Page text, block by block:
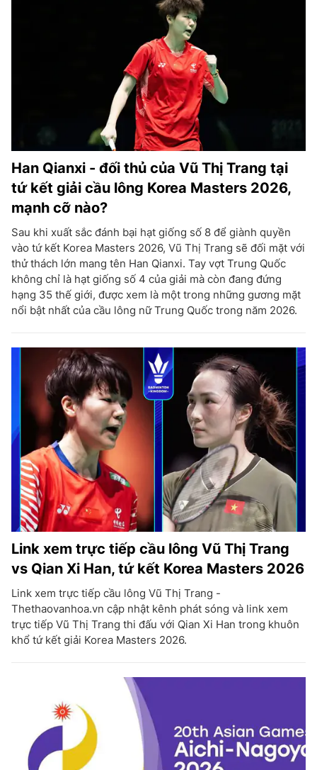
Han Qianxi - đối thủ của Vũ Thị Trang tại
tứ kết giải cầu lông Korea Masters 2026,
mạnh cỡ nào?
Sau khi xuất sắc đánh bại hạt giống số 8 để giành quyền
vào tứ kết Korea Masters 2026, Vũ Thị Trang sẽ đối mặt với
thử thách lớn mang tên Han Qianxi. Tay vợt Trung Quốc
không chỉ là hạt giống số 4 của giải mà còn đang đứng
hạng 35 thế giới, được xem là một trong những gương mặt
nổi bật nhất của cầu lông nữ Trung Quốc trong năm 2026.
Link xem trực tiếp cầu lông Vũ Thị Trang
vs Qian Xi Han, tứ kết Korea Masters 2026
Link xem trực tiếp cầu lông Vũ Thị Trang -
Thethaovanhoa.vn cập nhật kênh phát sóng và link xem
trực tiếp Vũ Thị Trang thi đấu với Qian Xi Han trong khuôn
khổ tứ kết giải Korea Masters 2026.